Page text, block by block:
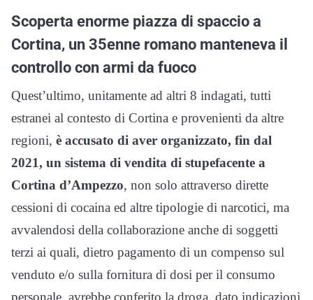
Scoperta enorme piazza di spaccio a
Cortina, un 35enne romano manteneva il
controllo con armi da fuoco
Quest’ultimo, unitamente ad altri 8 indagati, tutti
estranei al contesto di Cortina e provenienti da altre
regioni, è accusato di aver organizzato, fin dal
2021, un sistema di vendita di stupefacente a
Cortina d’Ampezzo, non solo attraverso dirette
cessioni di cocaina ed altre tipologie di narcotici, ma
avvalendosi della collaborazione anche di soggetti
terzi ai quali, dietro pagamento di un compenso sul
venduto e/o sulla fornitura di dosi per il consumo
personale, avrebbe conferito la droga, dato indicazioni